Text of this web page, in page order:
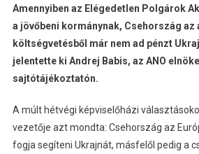
Amennyiben az Elégedetlen Polgárok
a jövőbeni kormánynak, Csehország az
költségvetésből már nem ad pénzt
jelentette ki Andrej Babis, az ANO
sajtótájékoztatón.
A múlt hétvégi képviselőházi
vezetője azt mondta: Csehország az
fogja segíteni Ukrajnát, másfelől pedig a